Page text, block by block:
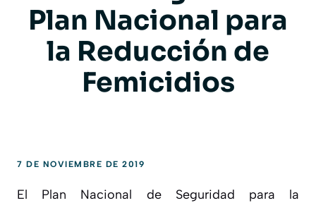
Plan Nacional para
la Reducción de
Femicidios
7 DE NOVIEMBRE DE 2019
El Plan Nacional de Seguridad para la